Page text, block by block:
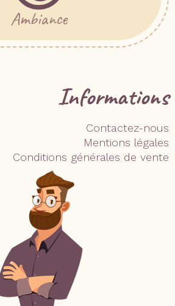
Ambiance
Informations
Contactez-nous
Mentions légales
Conditions générales de vente